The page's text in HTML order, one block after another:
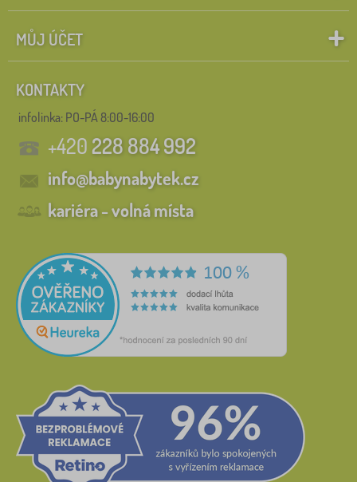
MŮJ ÚČET
KONTAKTY
infolinka: PO-PÁ 8:00-16:00
+420228 884 992
info@babynabytek.cz
kariéra - volná místa